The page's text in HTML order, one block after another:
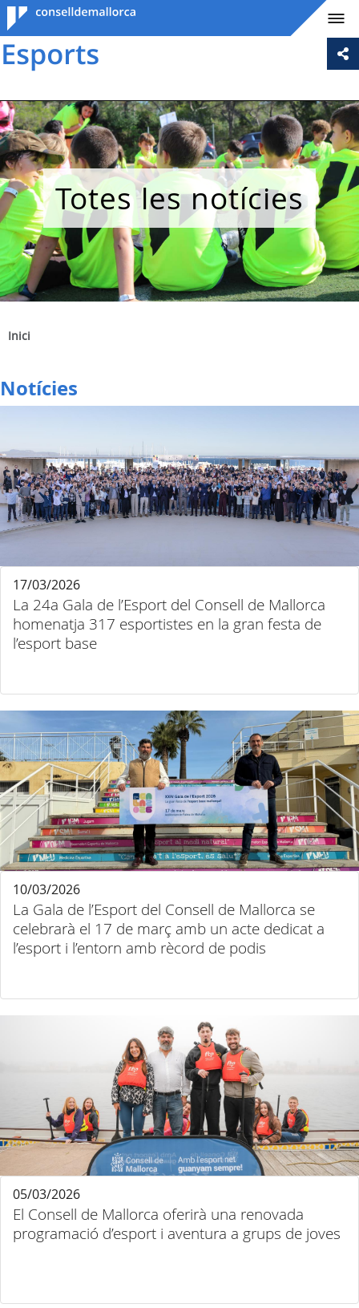
Consell de
Mallorca
Totes les notícies
Inici
Notícies
La 24a Gala de l’Esport del Consell de Mallorca
homenatja 317 esportistes en la gran festa de
l’esport base
17/03/2026
La Gala de l’Esport del Consell de Mallorca se
celebrarà el 17 de març amb un acte dedicat a
l’esport i l’entorn amb rècord de podis
10/03/2026
El Consell de Mallorca oferirà una renovada
programació d’esport i aventura a grups de joves
05/03/2026